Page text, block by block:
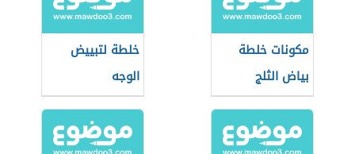
مكونات خلطة
بياض الثلج
خلطة لتبييض
الوجه